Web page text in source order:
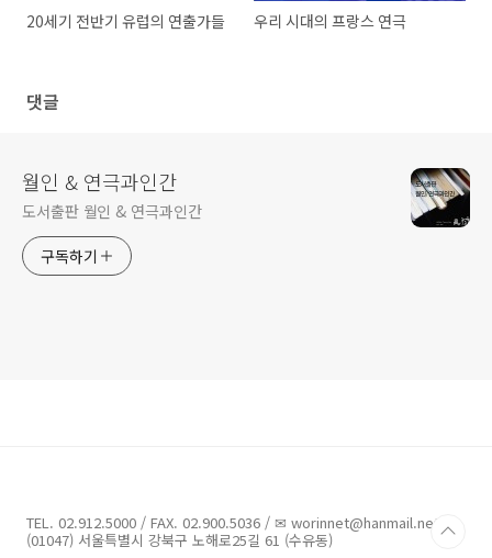
20세기 전반기 유럽의 연출가들 우리 시대의 프랑스 연극
댓글
월인 & 연극과인간
도서출판 월인 & 연극과인간
구독하기
TEL. 02.912.5000 / FAX. 02.900.5036 / ✉ worinnet@hanmail.net /
(01047) 서울특별시 강북구 노해로25길 61 (수유동)